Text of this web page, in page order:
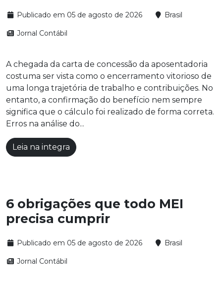
Publicado em 05 de agosto de 2026 Brasil
Jornal Contábil
A chegada da carta de concessão da aposentadoria
costuma ser vista como o encerramento vitorioso de
uma longa trajetória de trabalho e contribuições. No
entanto, a confirmação do benefício nem sempre
significa que o cálculo foi realizado de forma correta.
Erros na análise do...
Leia na integra
6 obrigações que todo MEI
precisa cumprir
Publicado em 05 de agosto de 2026 Brasil
Jornal Contábil